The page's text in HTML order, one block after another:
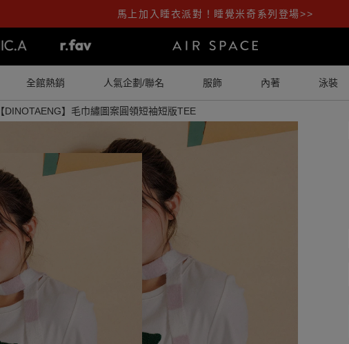
馬上加入睡衣派對！睡覺米奇系列登場>>
全館熱銷 人氣企劃/聯名 服飾 內著 泳裝
【DINOTAENG】毛巾繡圖案圓領短袖短版TEE